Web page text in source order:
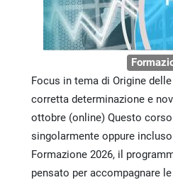
Focus in tema di Origine
corretta determinazione e
ottobre (online) Questo
singolarmente oppure
Formazione 2026, il
pensato per accompagnare